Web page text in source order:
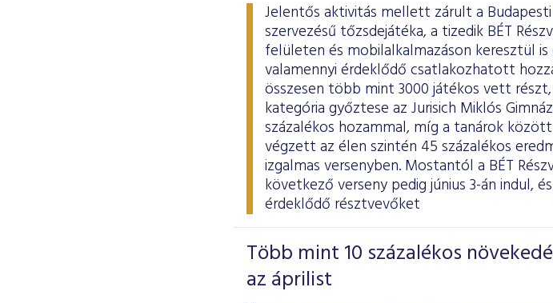
Jelentős aktivitás mellett zárult a
szervezésű tőzsdejátéka, a tizedik BÉT
felületen és mobilalkalmazáson keresztül
valamennyi érdeklődő csatlakozhatott
összesen több mint 3000 játékos vett
kategória győztese az Jurisich Miklós
százalékos hozammal, míg a tanárok
végzett az élen szintén 45 százalékos
izgalmas versenyben. Mostantól a BÉT
következő verseny pedig június 3-án indul,
érdeklődő résztvevőket
Több mint 10 százalékos
az áprilist